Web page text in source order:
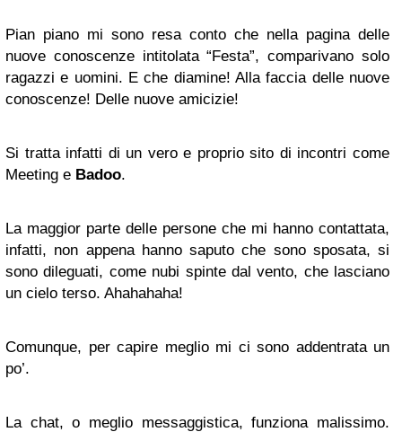
Pian piano mi sono resa conto che nella pagina delle
nuove conoscenze intitolata “Festa”, comparivano solo
ragazzi e uomini. E che diamine! Alla faccia delle nuove
conoscenze! Delle nuove amicizie!
Si tratta infatti di un vero e proprio sito di incontri come
Meeting e Badoo.
La maggior parte delle persone che mi hanno contattata,
infatti, non appena hanno saputo che sono sposata, si
sono dileguati, come nubi spinte dal vento, che lasciano
un cielo terso. Ahahahaha!
Comunque, per capire meglio mi ci sono addentrata un
po’.
La chat, o meglio messaggistica, funziona malissimo.